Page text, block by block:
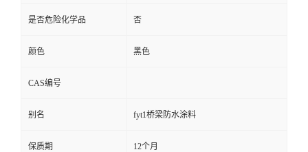
是否危险化学品 否
颜色 黑色
CAS编号
别名 fyt1桥梁防水涂料
保质期 12个月